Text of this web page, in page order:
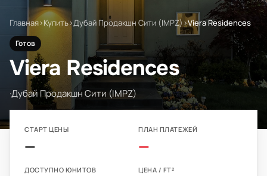
Главная›Купить›Дубай Продакшн Сити (IMPZ) ›Viera Residences
Готов
Viera Residences
·Дубай Продакшн Сити (IMPZ)
СТАРТ ЦЕНЫ
—
ПЛАН ПЛАТЕЖЕЙ
—
ДОСТУПНО ЮНИТОВ ЦЕНА / FT²